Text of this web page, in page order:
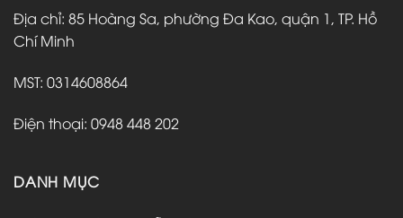
Địa chỉ: 85 Hoàng Sa, phường Đa Kao, quận 1, TP. Hồ
Chí Minh
MST: 0314608864
Điện thoại: 0948 448 202
DANH MỤC